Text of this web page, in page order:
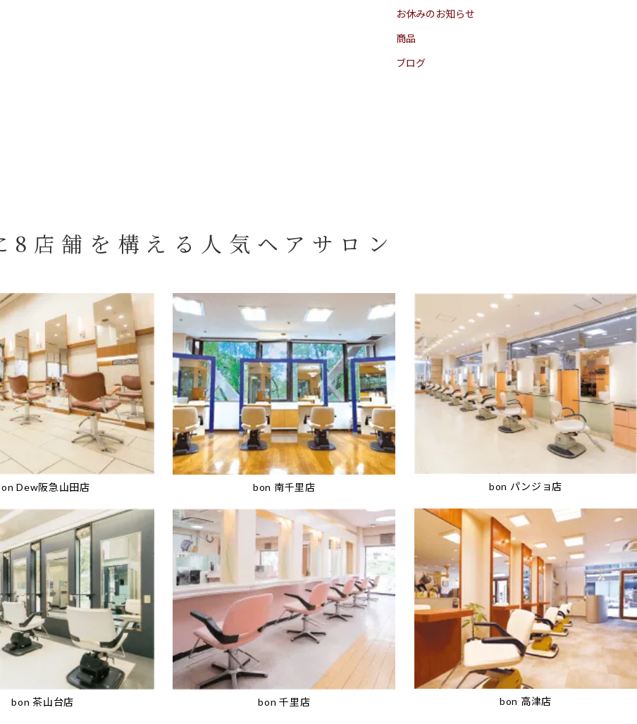
お休みのお知らせ
商品
ブログ
8店舗を構える 人気ヘアサロン
Dew阪急山田店 bon 南千里店 bon パンジョ店
bon 茶山台店 bon 千里店 bon 高津店